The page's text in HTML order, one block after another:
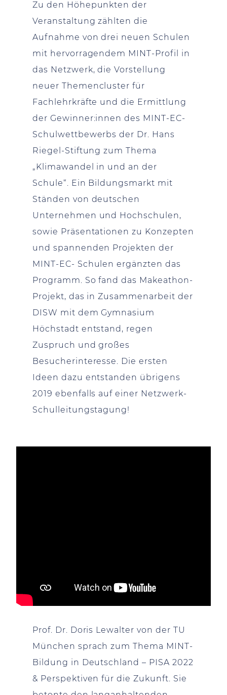
Zu den Höhepunkten der
Veranstaltung zählten die
Aufnahme von drei neuen Schulen
mit hervorragendem MINT-Profil in
das Netzwerk, die Vorstellung
neuer Themencluster für
Fachlehrkräfte und die Ermittlung
der Gewinner:innen des MINT-EC-
Schulwettbewerbs der Dr. Hans
Riegel-Stiftung zum Thema
„Klimawandel in und an der
Schule“. Ein Bildungsmarkt mit
Ständen von deutschen
Unternehmen und Hochschulen,
sowie Präsentationen zu Konzepten
und spannenden Projekten der
MINT-EC- Schulen ergänzten das
Programm. So fand das Makeathon-
Projekt, das in Zusammenarbeit der
DISW mit dem Gymnasium
Höchstadt entstand, regen
Zuspruch und großes
Besucherinteresse. Die ersten
Ideen dazu entstanden übrigens
2019 ebenfalls auf einer Netzwerk-
Schulleitungstagung!
Prof. Dr. Doris Lewalter von der TU
München sprach zum Thema MINT-
Bildung in Deutschland – PISA 2022
& Perspektiven für die Zukunft. Sie